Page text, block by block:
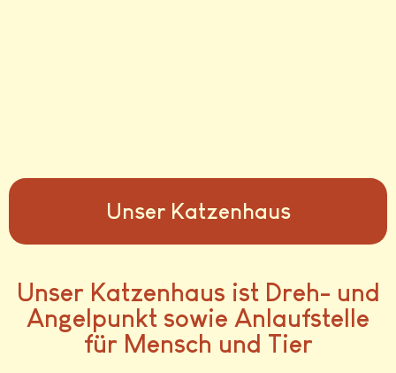
Unser Katzenhaus
Unser Katzenhaus ist Dreh- und
Angelpunkt sowie Anlaufstelle
für Mensch und Tier